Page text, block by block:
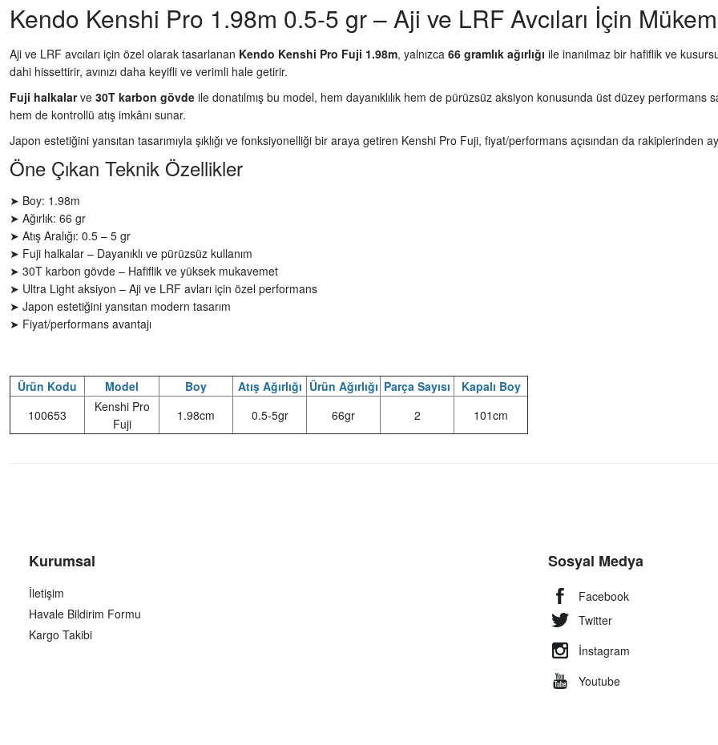
Kendo Kenshi Pro 1.98m 0.5-5 gr – Aji ve LRF Avcıları İçin
Aji ve LRF avcıları için özel olarak tasarlanan Kendo Kenshi Pro Fuji 1.98m, yalnızca 66 gramlık ağırlığı ile inanılmaz bir hafiflik ve
dahi hissettirir, avınızı daha keyifli ve verimli hale getirir.
Fuji halkalarve 30T karbon gövde ile donatılmış bu model, hem dayanıklılık hem de pürüzsüz aksiyon konusunda üst düzey
hem de kontrollü atış imkânı sunar.
Japon estetiğini yansıtan tasarımıyla şıklığı ve fonksiyonelliği bir araya getiren Kenshi Pro Fuji, fiyat/performans açısından da rakiplerinden
Öne Çıkan Teknik Özellikler
➤ Boy: 1.98m
➤ Ağırlık: 66 gr
➤ Atış Aralığı: 0.5 – 5 gr
➤ Fuji halkalar – Dayanıklı ve pürüzsüz kullanım
➤ 30T karbon gövde – Hafiflik ve yüksek mukavemet
➤ Ultra Light aksiyon – Aji ve LRF avları için özel performans
➤ Japon estetiğini yansıtan modern tasarım
➤ Fiyat/performans avantajı
Ürün Kodu Model Boy Atış Ağırlığı Ürün Ağırlığı Parça Sayısı
Kapalı Boy
100653
Kenshi Pro
Fuji
1.98cm 0.5-5gr 66gr 2 101cm
Kurumsal
İletişim
Havale Bildirim Formu
Kargo Takibi
Sosyal Medya
Facebook
Twitter
İnstagram
Youtube